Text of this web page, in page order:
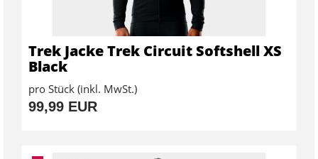
Trek Jacke Trek Circuit Softshell XS
Black
pro Stück (inkl. MwSt.)
99,99 EUR